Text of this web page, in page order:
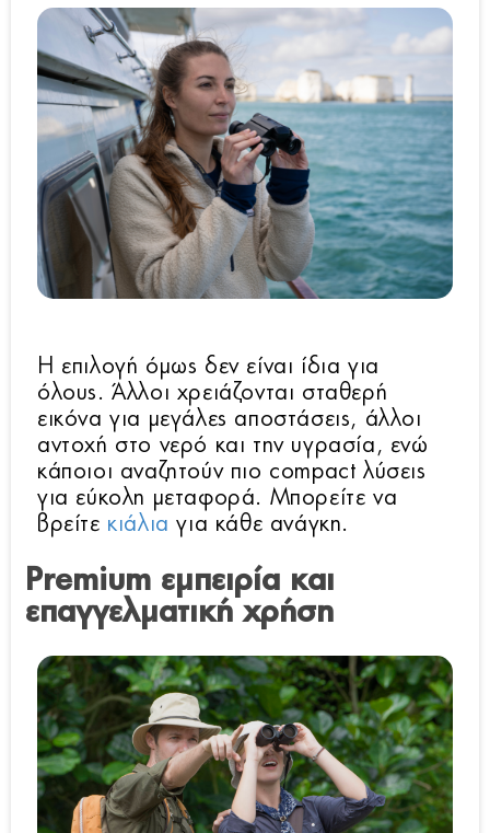
Η επιλογή όμως δεν είναι ίδια για
όλους. Άλλοι χρειάζονται σταθερή
εικόνα για μεγάλες αποστάσεις, άλλοι
αντοχή στο νερό και την υγρασία, ενώ
κάποιοι αναζητούν πιο compact λύσεις
για εύκολη μεταφορά. Μπορείτε να
βρείτε κιάλια για κάθε ανάγκη.
Premium εμπειρία και
επαγγελματική χρήση